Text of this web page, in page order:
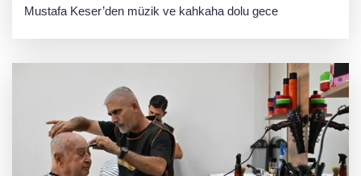
Mustafa Keser’den müzik ve kahkaha dolu gece